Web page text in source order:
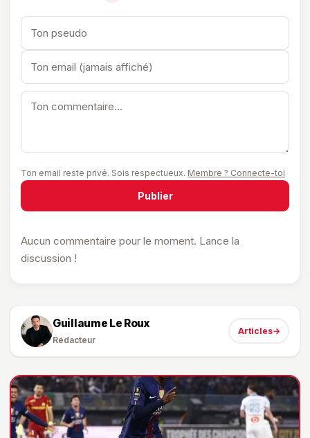
Ton email reste privé. Sois respectueux. Membre ? Connecte-toi
Publier
Aucun commentaire pour le moment. Lance la
discussion !
Guillaume Le Roux
Rédacteur
Articles→